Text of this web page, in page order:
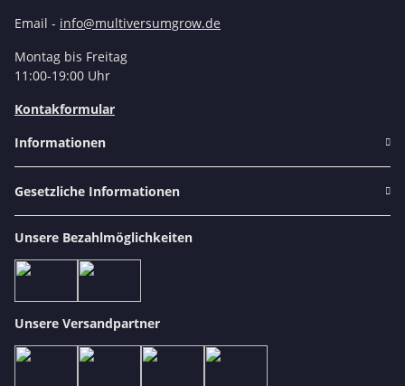
Email - info@multiversumgrow.de
Montag bis Freitag
11:00-19:00 Uhr
Kontakformular
Informationen
Gesetzliche Informationen
Unsere Bezahlmöglichkeiten
Unsere Versandpartner